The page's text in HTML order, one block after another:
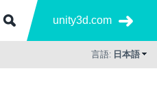
unity3d.com
言語: 日本語